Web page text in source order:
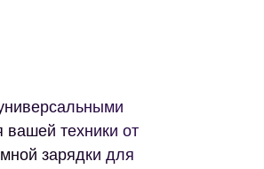
вашей техники от
зарядки для